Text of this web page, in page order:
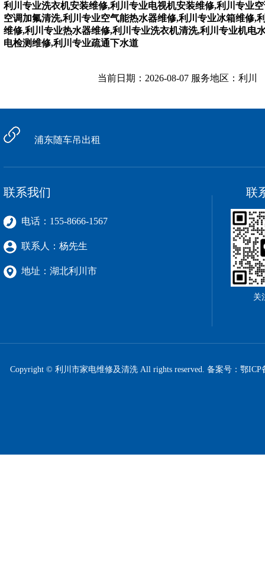
利川专业洗衣机安装维修,利川专业电视机安装维修,利川专业
空调加氟清洗,利川专业空气能热水器维修,利川专业冰箱维修,
维修,利川专业热水器维修,利川专业洗衣机清洗,利川专业机电
电检测维修,利川专业疏通下水道
当前日期：2026-08-07 服务地区：利川
浦东随车吊出租
联系我们
电话：155-8666-1567
联系人：杨先生
地址：湖北利川市
联
关
Copyright © 利川市家电维修及清洗 All rights reserved. 备案号： 鄂ICP